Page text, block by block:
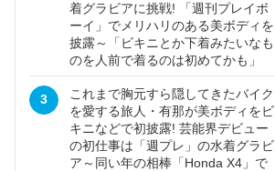
着グラビアに挑戦! 「週刊プレイボ
ーイ」でメリハリのある美ボディを
披露～「ビキニとか下着みたいなも
のを人前で着るのは初めてかも」
3
これまで胸元すら隠してきたバイク
を愛する旅人・有那が美ボディをビ
キニなどで初披露! 芸能界デビュー
の初仕事は「週プレ」の水着グラビ
ア～同い年の相棒「Honda X4」で